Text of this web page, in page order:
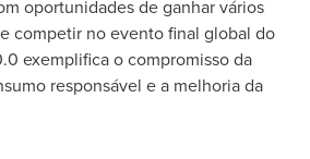
oportunidades de ganhar vários
competir no evento final global do
exemplifica o compromisso da
responsável e a melhoria da